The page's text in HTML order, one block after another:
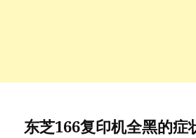
东芝166复印机全黑的症